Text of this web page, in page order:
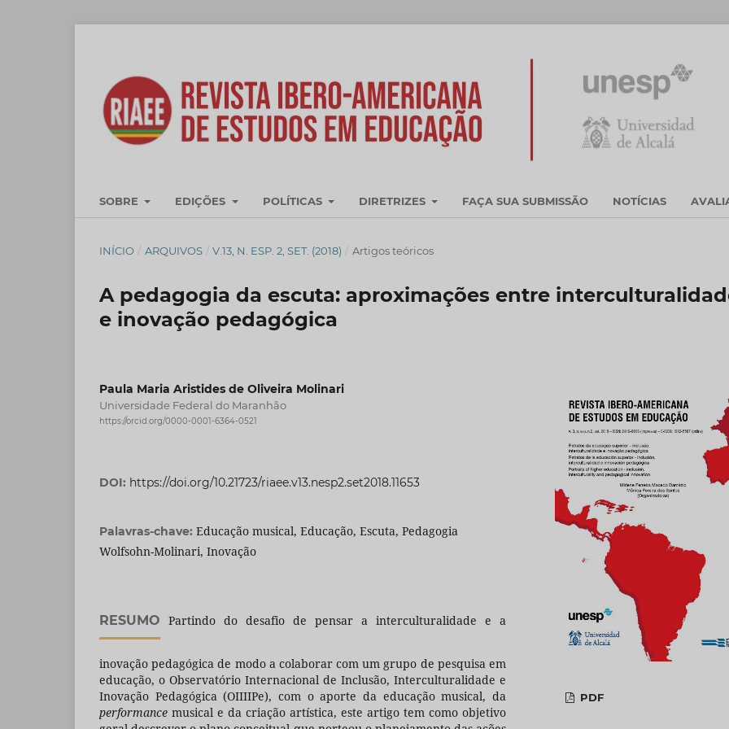
SOBRE EDIÇÕES POLÍTICAS DIRETRIZES FAÇA SUA SUBMISSÃO NOTÍCIAS
INÍCIO / ARQUIVOS / V.13, N. ESP. 2, SET. (2018) / Artigos teóricos
A pedagogia da escuta: aproximações entre
e inovação pedagógica
Paula Maria Aristides de Oliveira Molinari
Universidade Federal do Maranhão
https://orcid.org/0000-0001-6364-0521
DOI: https://doi.org/10.21723/riaee.v13.nesp2.set2018.11653
Palavras-chave: Educação musical, Educação, Escuta, Pedagogia
Wolfsohn-Molinari, Inovação
RESUMO Partindo do desafio de pensar a interculturalidade e a
inovação pedagógica de modo a colaborar com um grupo de pesquisa em
educação, o Observatório Internacional de Inclusão, Interculturalidade e
Inovação Pedagógica (OIIIIPe), com o aporte da educação musical, da
performance musical e da criação artística, este artigo tem como objetivo
PDF